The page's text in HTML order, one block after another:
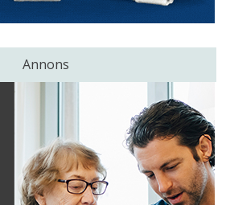
Annons